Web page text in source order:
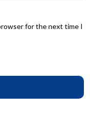
for the next time I